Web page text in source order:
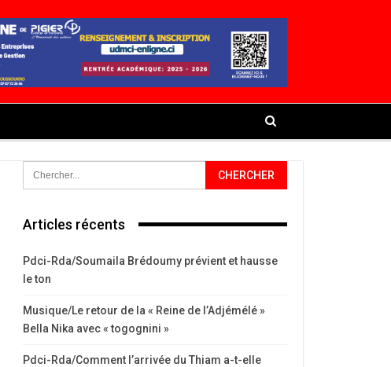
Articles récents
Pdci-Rda/Soumaila Brédoumy prévient et hausse
le ton
Musique/Le retour de la « Reine de l’Adjémélé »
Bella Nika avec « togognini »
Pdci-Rda/Comment l’arrivée du Thiam a-t-elle